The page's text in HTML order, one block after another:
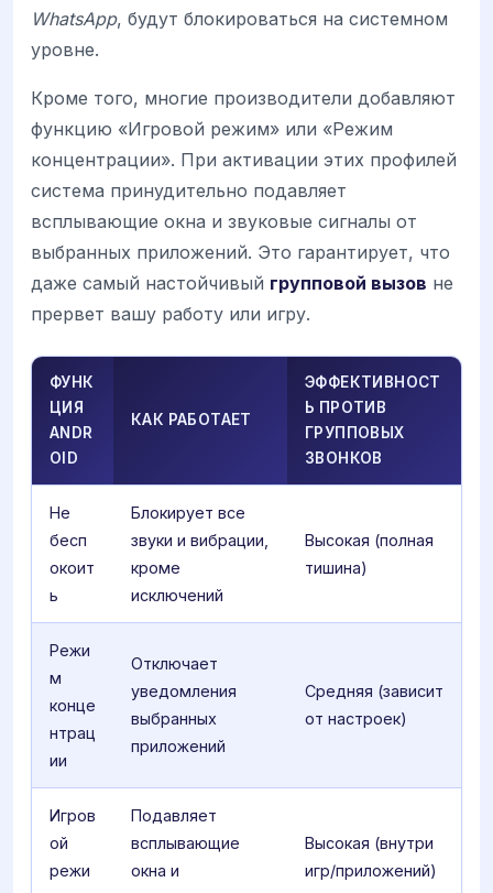
WhatsApp, будут блокироваться на системном
уровне.
Кроме того, многие производители добавляют
функцию «Игровой режим» или «Режим
концентрации». При активации этих профилей
система принудительно подавляет
всплывающие окна и звуковые сигналы от
выбранных приложений. Это гарантирует, что
даже самый настойчивый групповой вызов не
прервет вашу работу или игру.
ФУНК
ЦИЯ
ANDR
OID
КАК РАБОТАЕТ
ЭФФЕКТИВНОСТ
Ь ПРОТИВ
ГРУППОВЫХ
ЗВОНКОВ
Не
бесп
окоит
ь
Блокирует все
звуки и вибрации,
кроме
исключений
Высокая (полная
тишина)
Режи
м
конце
нтрац
ии
Отключает
уведомления
выбранных
приложений
Средняя (зависит
от настроек)
Игров
ой
режи
Подавляет
всплывающие
окна и
Высокая (внутри
игр/приложений)